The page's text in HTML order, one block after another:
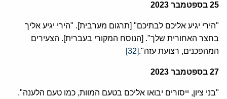
25 בספטמבר 2023
"הירי יגיע אליכם לבתיכם" [תרגום מערבית]. "הירי יגיע אליך
בחצר האחורית שלך". [הנוסח המקורי בעברית]. הצעירים
המהפכנים, רצועת עזה".[32]
27 בספטמבר 2023
"בני ציון, ייסורים יבואו אליכם בטעם המוות, כמו טעם הלענה".